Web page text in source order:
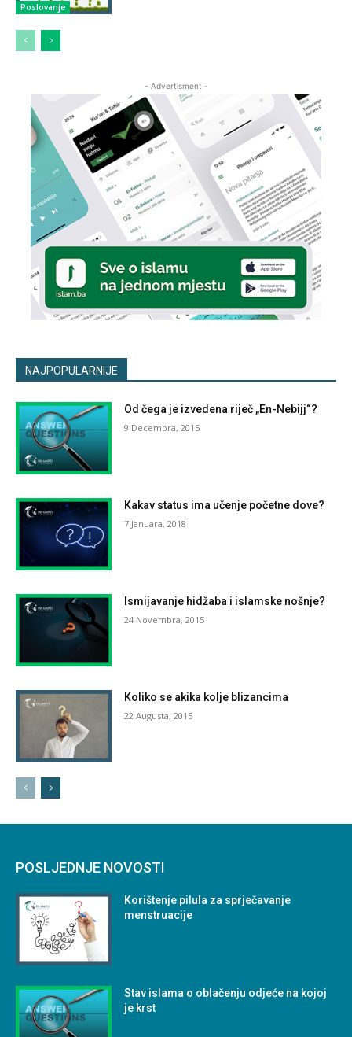
Poslovanje
- Advertisment -
NAJPOPULARNIJE
Od čega je izvedena riječ „En-Nebijj“?
9 Decembra, 2015
Kakav status ima učenje početne dove?
7 Januara, 2018
Ismijavanje hidžaba i islamske nošnje?
24 Novembra, 2015
Koliko se akika kolje blizancima
22 Augusta, 2015
POSLJEDNJE NOVOSTI
Korištenje pilula za sprječavanje
menstruacije
Stav islama o oblačenju odjeće na kojoj
je krst